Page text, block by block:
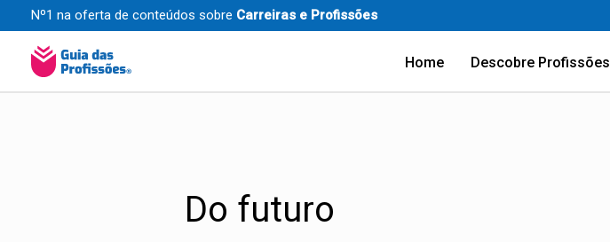
conteúdo
Nº1 na oferta de conteúdos sobre Carreiras e Profissões
Home Descobre Profissões
Do futuro